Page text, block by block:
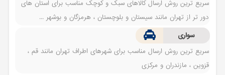
سریع ترین روش ارسال کالاهای سبک و کوچک مناسب برای استان های
دور تر از تهران مانند سیستان و بلوچستان ، هرمزگان و بوشهر ...
سواری
سریع ترین روش ارسال مناسب برای شهرهای اطراف تهران مانند قم ،
قزوین ، مازندران و مرکزی